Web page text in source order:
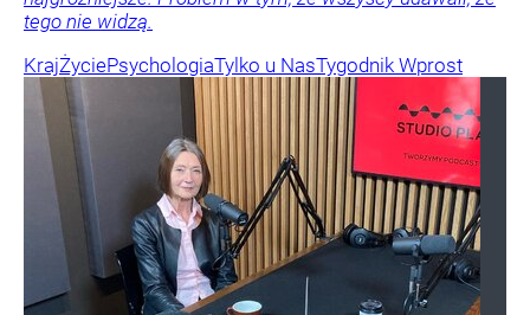
tego nie widzą.
KrajŻyciePsychologiaTylko u NasTygodnik Wprost